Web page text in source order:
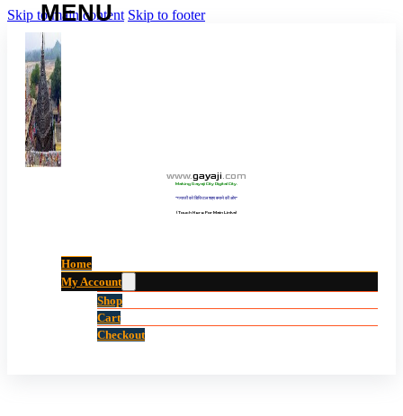
Skip to main content Skip to footer
www.gayaji.com
Making Gayaji City Digital City.
“गयाजी को डिजिटल शहर बनाने की ओर”
(Touch Here For Main Links)
Home
My Account
Shop
Cart
Checkout